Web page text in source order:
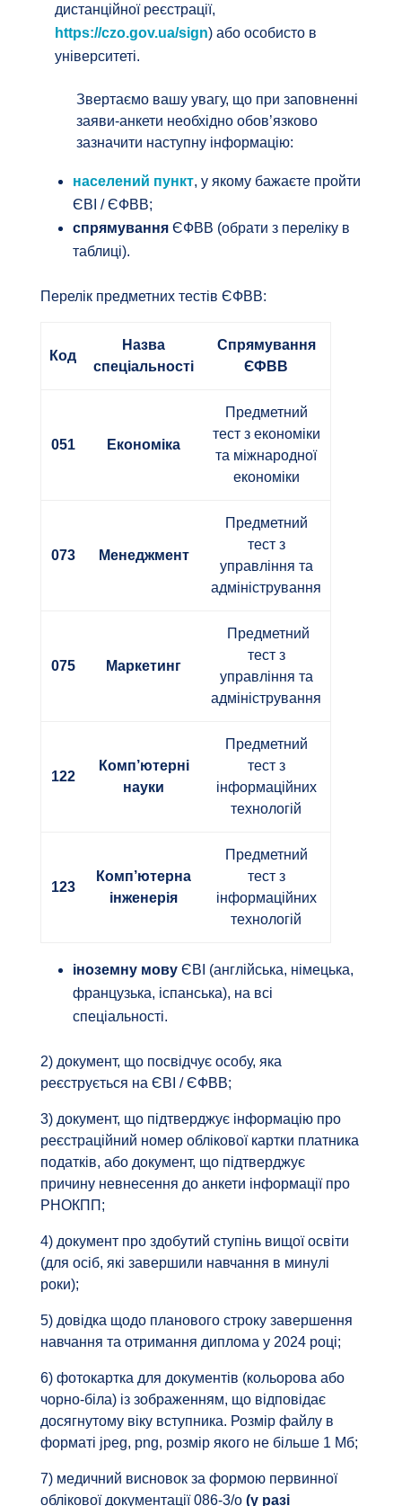
дистанційної реєстрації,
https://czo.gov.ua/sign) або особисто в
університеті.
Звертаємо вашу увагу, що при заповненні
заяви-анкети необхідно обов’язково
зазначити наступну інформацію:
населений пункт, у якому бажаєте пройти
ЄВІ / ЄФВВ;
спрямування ЄФВВ (обрати з переліку в
таблиці).
Перелік предметних тестів ЄФВВ:
Код
Назва
спеціальності
Спрямування
ЄФВВ
051 Економіка
Предметний
тест з економіки
та міжнародної
економіки
073 Менеджмент
Предметний
тест з
управління та
адміністрування
075 Маркетинг
Предметний
тест з
управління та
адміністрування
122
Комп’ютерні
науки
Предметний
тест з
інформаційних
технологій
123
Комп’ютерна
інженерія
Предметний
тест з
інформаційних
технологій
іноземну мовуЄВІ (англійська, німецька,
французька, іспанська), на всі
спеціальності.
2) документ, що посвідчує особу, яка
реєструється на ЄВІ / ЄФВВ;
3) документ, що підтверджує інформацію про
реєстраційний номер облікової картки платника
податків, або документ, що підтверджує
причину невнесення до анкети інформації про
РНОКПП;
4) документ про здобутий ступінь вищої освіти
(для осіб, які завершили навчання в минулі
роки);
5) довідка щодо планового строку завершення
навчання та отримання диплома у 2024 році;
6) фотокартка для документів (кольорова або
чорно-біла) із зображенням, що відповідає
досягнутому віку вступника. Розмір файлу в
форматі jpeg, png, розмір якого не більше 1 Мб;
7) медичний висновок за формою первинної
облікової документації 086-3/о (у разі